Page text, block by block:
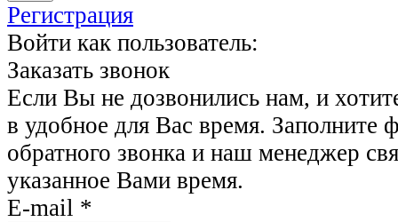
Регистрация
Войти как пользователь:
Заказать звонок
Если Вы не дозвонились нам, и
в удобное для Вас время. Заполните
обратного звонка и наш менеджер
указанное Вами время.
E-mail *